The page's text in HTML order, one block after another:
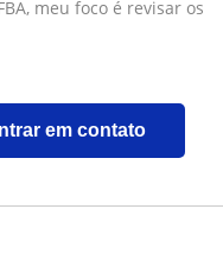
meu foco é revisar os
em contato